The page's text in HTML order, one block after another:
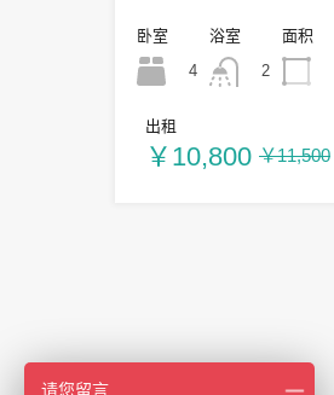
卧室
4
浴室
2
面积
出租
￥10,800 ￥11,500
请您留言